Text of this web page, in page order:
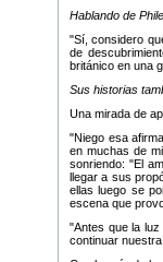
Hablando de
Sí, considero
de
británico en una
Sus historias
Una mirada de
Niego esa
en muchas de
sonriendo:
El
llegar a sus
ellas luego se
escena que
Antes que la
continuar